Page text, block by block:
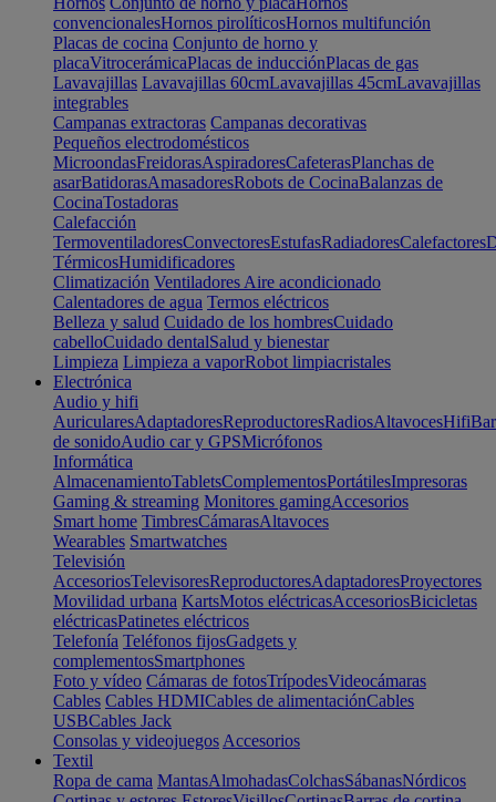
convencionalesHornos pirolíticosHornos multifunción
Placas de cocina Conjunto de horno y
placaVitrocerámicaPlacas de inducciónPlacas de gas
Lavavajillas Lavavajillas 60cmLavavajillas 45cmLavavajillas
integrables
Campanas extractoras Campanas decorativas
Pequeños electrodomésticos
MicroondasFreidorasAspiradoresCafeterasPlanchas de
asarBatidorasAmasadoresRobots de CocinaBalanzas de
CocinaTostadoras
Calefacción
TermoventiladoresConvectoresEstufasRadiadoresCalefactores
TérmicosHumidificadores
Climatización Ventiladores Aire acondicionado
Calentadores de agua Termos eléctricos
Belleza y salud Cuidado de los hombresCuidado
cabelloCuidado dentalSalud y bienestar
Limpieza Limpieza a vaporRobot limpiacristales
Electrónica
Audio y hifi
AuricularesAdaptadoresReproductoresRadiosAltavocesHifi
de sonidoAudio car y GPSMicrófonos
Informática
AlmacenamientoTabletsComplementosPortátilesImpresoras
Gaming & streaming Monitores gamingAccesorios
Smart home TimbresCámarasAltavoces
Wearables Smartwatches
Televisión
AccesoriosTelevisoresReproductoresAdaptadoresProyectores
Movilidad urbana KartsMotos eléctricasAccesoriosBicicletas
eléctricasPatinetes eléctricos
Telefonía Teléfonos fijosGadgets y
complementosSmartphones
Foto y vídeo Cámaras de fotosTrípodesVideocámaras
Cables Cables HDMICables de alimentaciónCables
USBCables Jack
Consolas y videojuegos Accesorios
Textil
Ropa de cama MantasAlmohadasColchasSábanasNórdicos